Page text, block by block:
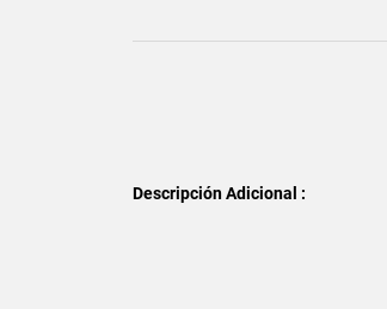
Descripción Adicional :